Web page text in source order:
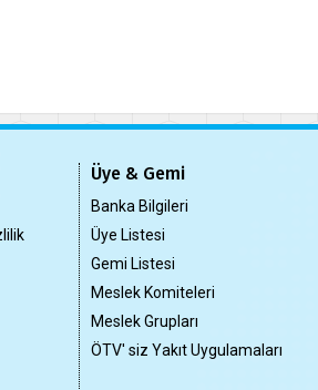
Üye & Gemi
Banka Bilgileri
Üye Listesi
Gemi Listesi
Meslek Komiteleri
Meslek Grupları
ÖTV' siz Yakıt Uygulamaları